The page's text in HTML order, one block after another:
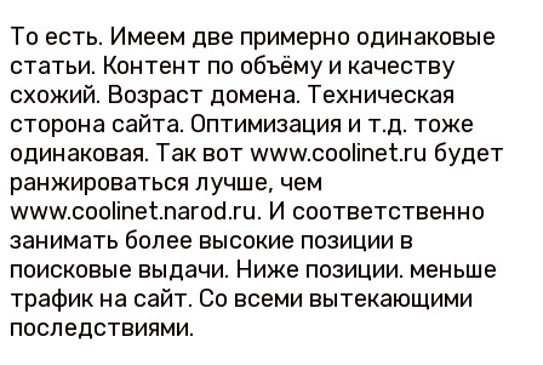
То есть. Имеем две примерно одинаковые
статьи. Контент по объёму и качеству
схожий. Возраст домена. Техническая
сторона сайта. Оптимизация и т.д. тоже
одинаковая. Так вот www.coolinet.ru будет
ранжироваться лучше, чем
www.coolinet.narod.ru. И соответственно
занимать более высокие позиции в
поисковые выдачи. Ниже позиции. меньше
трафик на сайт. Со всеми вытекающими
последствиями.